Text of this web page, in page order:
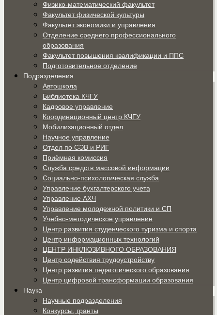
Физико-математический факультет
Факультет физической культуры
Факультет экономики и управления
Отделение среднего профессионального
образования
Факультет повышения квалификации и ППС
Подготовительное отделение
Подразделения
Автошкола
Библиотека КЧГУ
Кадровое управление
Координационный центр КЧГУ
Мобилизационный отдел
Научное управление
Отдел по СЭВ и РИГ
Приёмная комиссия
Служба средств массовой информации
Социально-психологическая служба
Управление бухгалтерского учета
Управление АХЧ
Управление молодежной политики и СП
Учебно-методическое управление
Центр развития студенческого туризма и спорта
Центр информационных технологий
ЦЕНТР ИНКЛЮЗИВНОГО ОБРАЗОВАНИЯ
Центр содействия трудоустройству
Центр развития педагогического образования
Центр цифровой трансформации образования
Наука
Научные подразделения
Конкурсы, гранты